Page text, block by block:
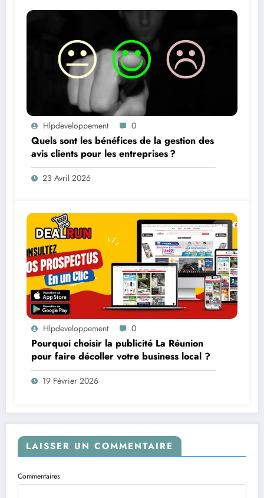
Hlpdeveloppement 0
Quels sont les bénéfices de la gestion des
avis clients pour les entreprises ?
23 Avril 2026
Hlpdeveloppement 0
Pourquoi choisir la publicité La Réunion
pour faire décoller votre business local ?
19 Février 2026
LAISSER UN COMMENTAIRE
Commentaires